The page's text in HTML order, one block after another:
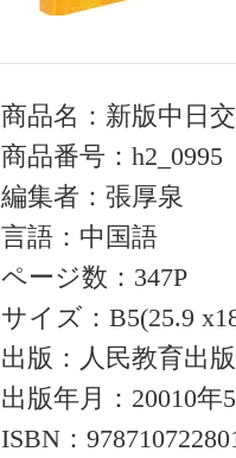
商品名：新版中日
商品番号：h2_0995
編集者：張厚泉
言語：中国語
ページ数：347P
サイズ：B5(25.9
出版：人民教育出
出版年月：20010年
ISBN：